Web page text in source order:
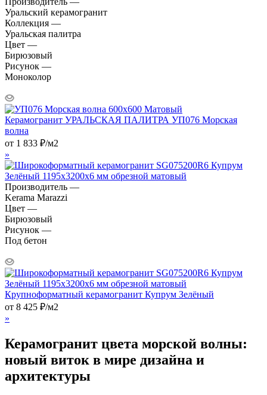
Уральский керамогранит
Коллекция —
Уральская палитра
Цвет —
Бирюзовый
Рисунок —
Моноколор
Керамогранит УРАЛЬСКАЯ ПАЛИТРА УП076 Морская
волна
от 1 833 ₽/м2
»
Производитель —
Kerama Marazzi
Цвет —
Бирюзовый
Рисунок —
Под бетон
Крупноформатный керамогранит Купрум Зелёный
от 8 425 ₽/м2
»
Керамогранит цвета морской волны:
новый виток в мире дизайна и
архитектуры